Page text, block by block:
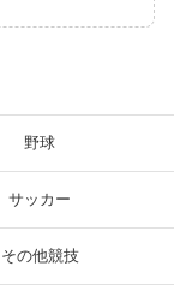
野球
サッカー
その他競技